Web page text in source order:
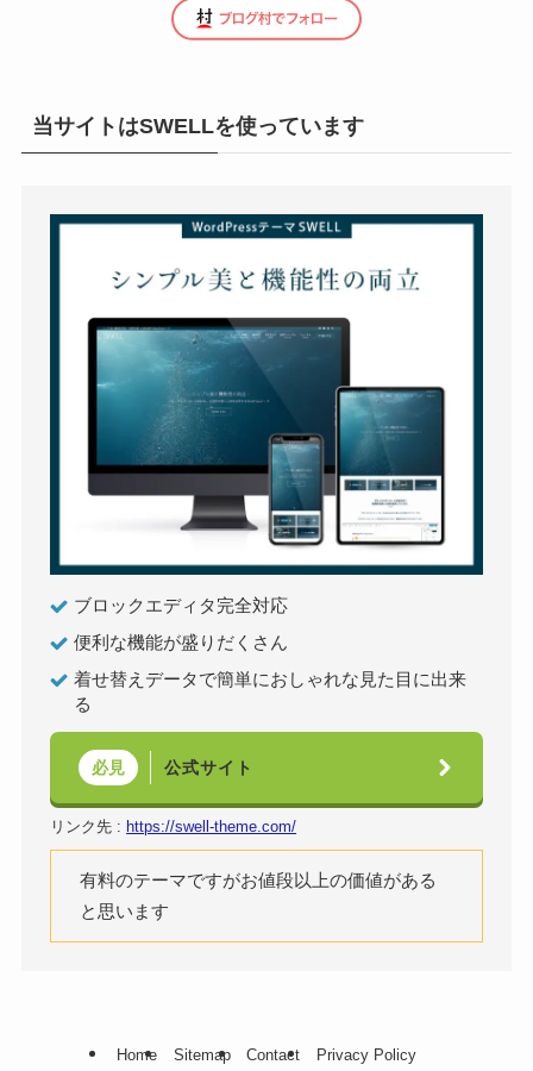
当サイトはSWELLを使っています
ブロックエディタ完全対応
便利な機能が盛りだくさん
着せ替えデータで簡単におしゃれな見た目に出来
る
必見 公式サイト
リンク先 : https://swell-theme.com/
有料のテーマですがお値段以上の価値がある
と思います
Home Sitemap Contact Privacy Policy